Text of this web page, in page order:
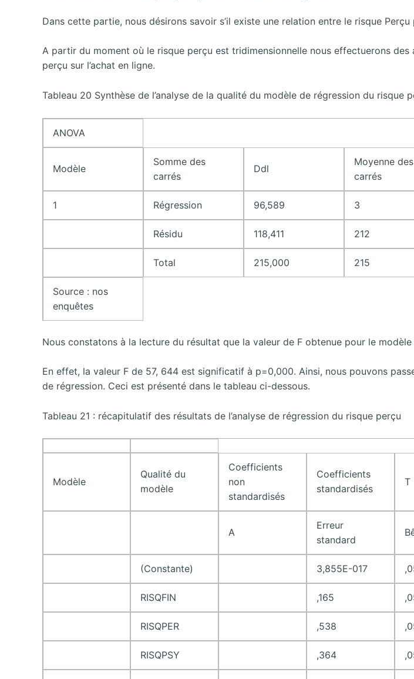
Dans cette partie, nous désirons savoir s’il existe une relation entre le risque
A partir du moment où le risque perçu est tridimensionnelle nous effectuerons
perçu sur l’achat en ligne.
Tableau 20 Synthèse de l’analyse de la qualité du modèle de régression du risque
ANOVA
Modèle
Somme des
carrés
Ddl
Moyenne des
carrés
1 Régression 96,589 3
Résidu 118,411 212
Total 215,000 215
Source : nos
enquêtes
Nous constatons à la lecture du résultat que la valeur de F obtenue pour le
En effet, la valeur F de 57, 644 est significatif à p=0,000. Ainsi, nous pouvons
de régression. Ceci est présenté dans le tableau ci-dessous.
Tableau 21 : récapitulatif des résultats de l’analyse de régression du risque perçu
Modèle
Qualité du
modèle
Coefficients
non
standardisés
Coefficients
standardisés
T
A
Erreur
standard
(Constante) 3,855E-017
RISQFIN ,165
RISQPER ,538
RISQPSY ,364